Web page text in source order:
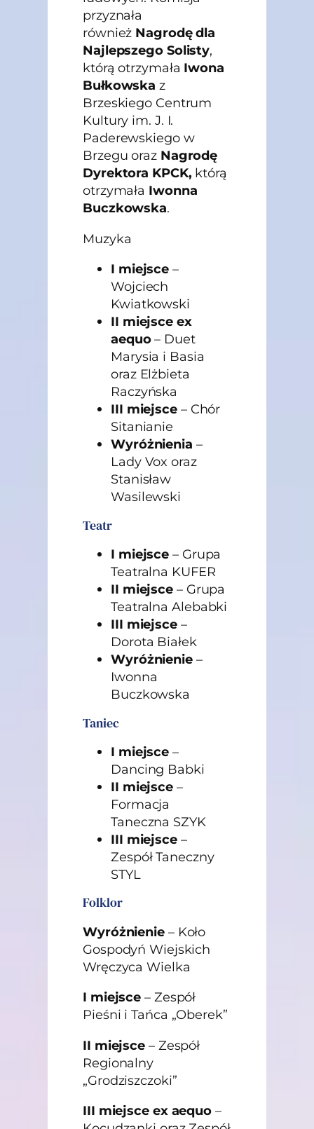
przyznała
również Nagrodę dla
Najlepszego Solisty,
którą otrzymała Iwona
Bułkowska z
Brzeskiego Centrum
Kultury im. J. I.
Paderewskiego w
Brzegu oraz Nagrodę
Dyrektora KPCK, którą
otrzymała Iwonna
Buczkowska.
Muzyka
I miejsce –
Wojciech
Kwiatkowski
II miejsce ex
aequo– Duet
Marysia i Basia
oraz Elżbieta
Raczyńska
III miejsce– Chór
Sitanianie
Wyróżnienia –
Lady Vox oraz
Stanisław
Wasilewski
Teatr
I miejsce – Grupa
Teatralna KUFER
II miejsce – Grupa
Teatralna Alebabki
III miejsce–
Dorota Białek
Wyróżnienie–
Iwonna
Buczkowska
Taniec
I miejsce –
Dancing Babki
II miejsce –
Formacja
Taneczna SZYK
III miejsce–
Zespół Taneczny
STYL
Folklor
Wyróżnienie– Koło
Gospodyń Wiejskich
Wręczyca Wielka
I miejsce – Zespół
Pieśni i Tańca „Oberek”
II miejsce – Zespół
Regionalny
„Grodziszczoki”
III miejsce ex aequo –